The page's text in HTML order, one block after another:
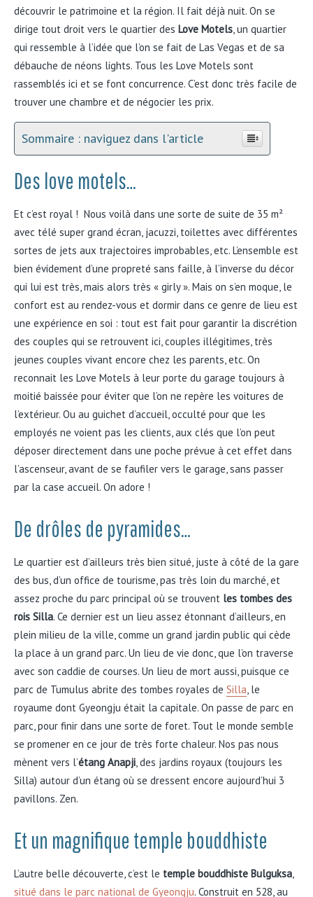
découvrir le patrimoine et la région. Il fait déjà nuit. On se
dirige tout droit vers le quartier des Love Motels, un quartier
qui ressemble à l’idée que l’on se fait de Las Vegas et de sa
débauche de néons lights. Tous les Love Motels sont
rassemblés ici et se font concurrence. C’est donc très facile de
trouver une chambre et de négocier les prix.
Sommaire : naviguez dans l'article
Des love motels…
Et c’est royal ! Nous voilà dans une sorte de suite de 35 m²
avec télé super grand écran, jacuzzi, toilettes avec différentes
sortes de jets aux trajectoires improbables, etc. L’ensemble est
bien évidement d’une propreté sans faille, à l’inverse du décor
qui lui est très, mais alors très « girly ». Mais on s’en moque, le
confort est au rendez-vous et dormir dans ce genre de lieu est
une expérience en soi : tout est fait pour garantir la discrétion
des couples qui se retrouvent ici, couples illégitimes, très
jeunes couples vivant encore chez les parents, etc. On
reconnait les Love Motels à leur porte du garage toujours à
moitié baissée pour éviter que l’on ne repère les voitures de
l’extérieur. Ou au guichet d’accueil, occulté pour que les
employés ne voient pas les clients, aux clés que l’on peut
déposer directement dans une poche prévue à cet effet dans
l’ascenseur, avant de se faufiler vers le garage, sans passer
par la case accueil. On adore !
De drôles de pyramides…
Le quartier est d’ailleurs très bien situé, juste à côté de la gare
des bus, d’un office de tourisme, pas très loin du marché, et
assez proche du parc principal où se trouvent les tombes des
rois Silla. Ce dernier est un lieu assez étonnant d’ailleurs, en
plein milieu de la ville, comme un grand jardin public qui cède
la place à un grand parc. Un lieu de vie donc, que l’on traverse
avec son caddie de courses. Un lieu de mort aussi, puisque ce
parc de Tumulus abrite des tombes royales de Silla, le
royaume dont Gyeongju était la capitale. On passe de parc en
parc, pour finir dans une sorte de foret. Tout le monde semble
se promener en ce jour de très forte chaleur. Nos pas nous
mènent vers l’étang Anapji, des jardins royaux (toujours les
Silla) autour d’un étang où se dressent encore aujourd’hui 3
pavillons. Zen.
Et un magnifique temple bouddhiste
L’autre belle découverte, c’est le temple bouddhiste Bulguksa,
situé dans le parc national de Gyeongju. Construit en 528, au